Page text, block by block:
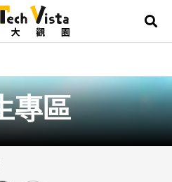
展
專區